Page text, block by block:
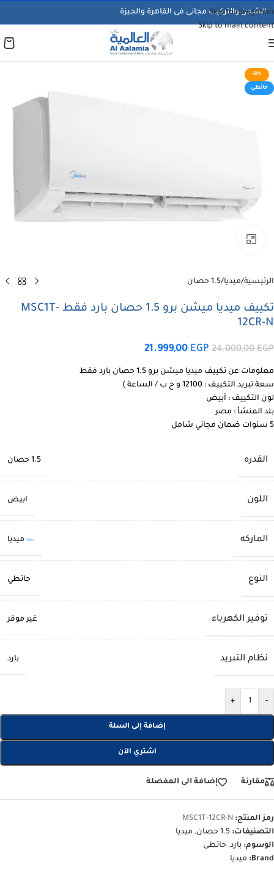
Skip to navigation
Skip to main content
الشحن والتركيب مجانى فى القاهرة والجيزة
-8%
حائطي
الرئيسية/ميديا/1.5 حصان
تكييف ميديا ميشن برو 1.5 حصان بارد فقط MSC1T-
12CR-N
24.000,00EGP
21.999,00 EGP
معلومات عن تكييف ميديا ميشن برو 1.5 حصان بارد فقط
سعة تبريد التكييف : 12100 و ح ب / الساعة )
لون التكييف : أبيض
بلد المنشأ : مصر
5 سنوات ضمان مجاني شامل
القدره 1.5 حصان
اللون ابيض
الماركه ميديا
النوع حائطي
توفير الكهرباء غير موفر
نظام التبريد بارد
-
+
إضافة إلى السلة
اشتري الآن
مقارنة إضافة الى المفضلة
رمز المنتج: MSC1T-12CR-N
التصنيفات: 1.5 حصان , ميديا
الوسوم: بارد, حائطى
Brand:
ميديا